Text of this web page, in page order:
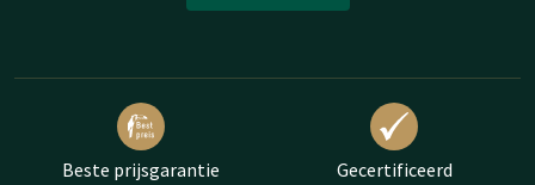
Beste prijsgarantie
Gecertificeerd